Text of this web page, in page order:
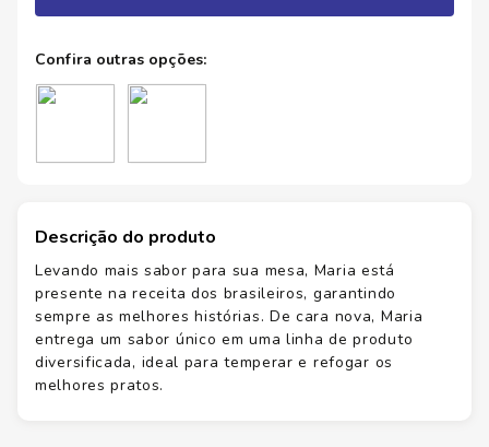
Descrição do produto
Levando mais sabor para sua mesa, Maria está
presente na receita dos brasileiros, garantindo
sempre as melhores histórias. De cara nova, Maria
entrega um sabor único em uma linha de produto
diversificada, ideal para temperar e refogar os
melhores pratos.